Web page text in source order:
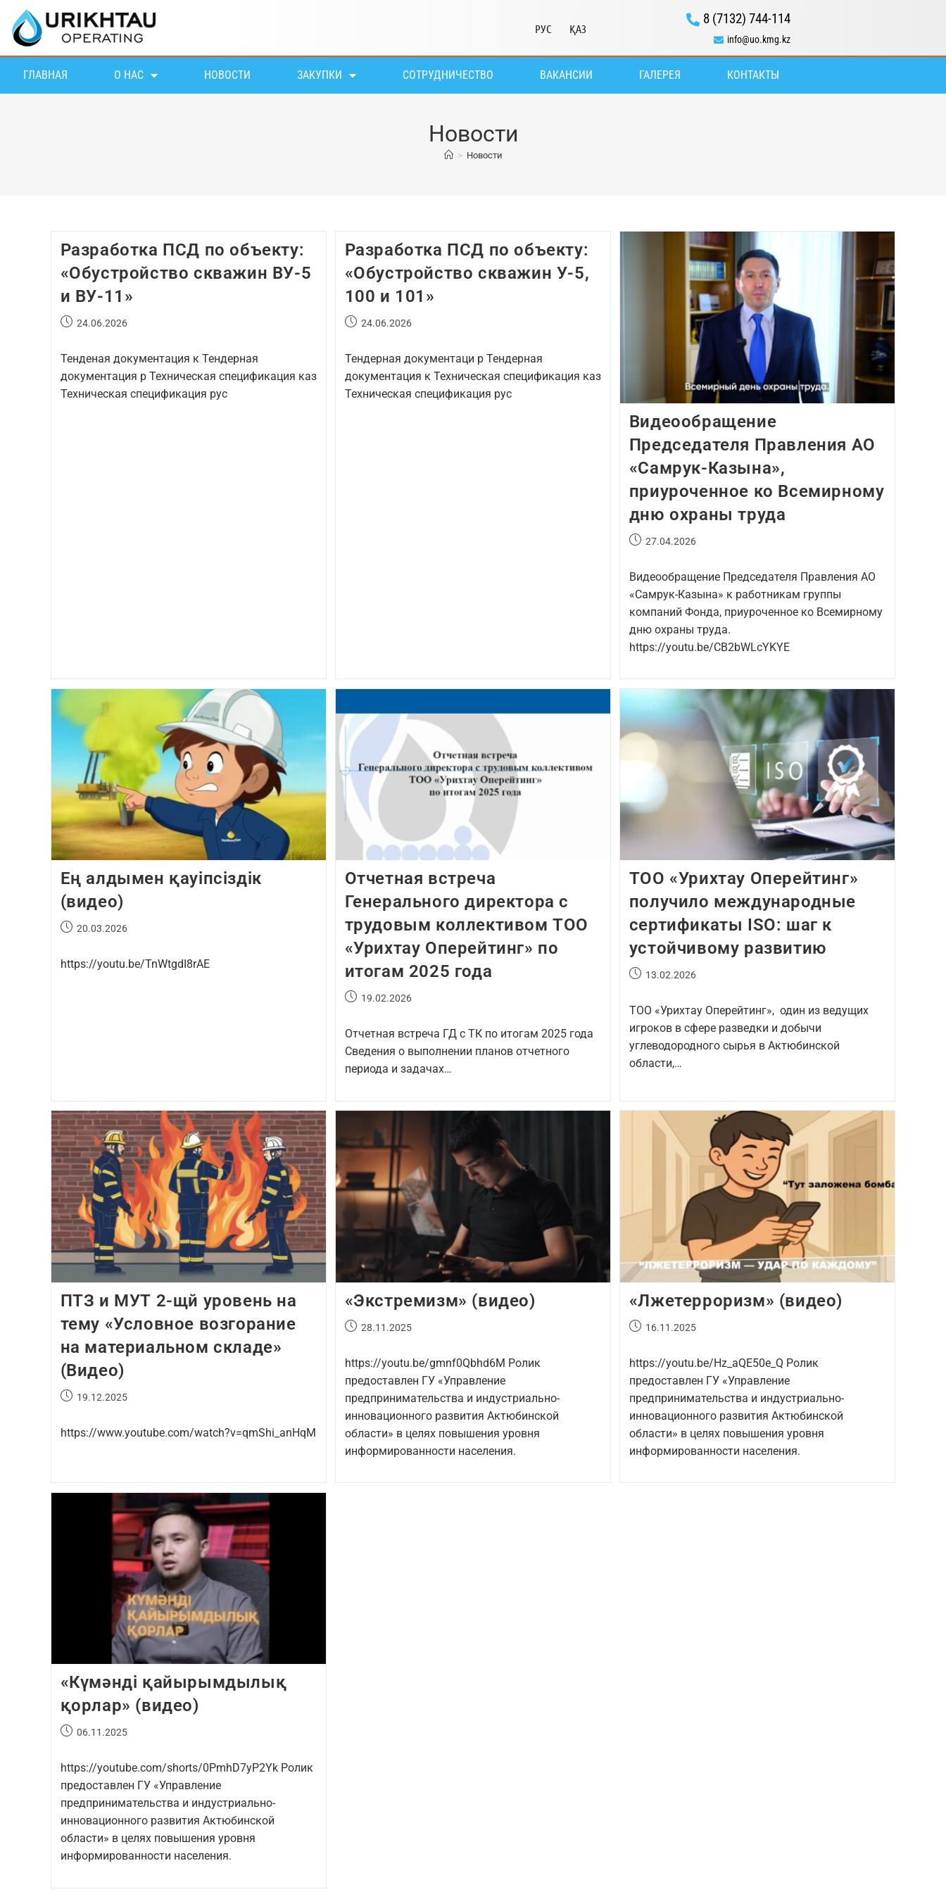
РУС ҚАЗ
8 (7132) 744-114
info@uo.kmg.kz
ГЛАВНАЯ О НАС НОВОСТИ ЗАКУПКИ СОТРУДНИЧЕСТВО ВАКАНСИИ ГАЛЕРЕЯ КОНТАКТЫ
Новости
> Новости
Разработка ПСД по объекту:
«Обустройство скважин ВУ-5
и ВУ-11»
24.06.2026
Тенденая документация к Тендерная
документация р Техническая спецификация каз
Техническая спецификация рус
Разработка ПСД по объекту:
«Обустройство скважин У-5,
100 и 101»
24.06.2026
Тендерная документаци р Тендерная
документация к Техническая спецификация каз
Техническая спецификация рус
Видеообращение
Председателя Правления АО
«Самрук-Казына»,
приуроченное ко Всемирному
дню охраны труда
27.04.2026
Видеообращение Председателя Правления АО
«Самрук-Казына» к работникам группы
компаний Фонда, приуроченное ко Всемирному
дню охраны труда.
https://youtu.be/CB2bWLcYKYE
Ең алдымен қауіпсіздік
(видео)
20.03.2026
https://youtu.be/TnWtgdI8rAE
Отчетная встреча
Генерального директора с
трудовым коллективом ТОО
«Урихтау Оперейтинг» по
итогам 2025 года
19.02.2026
Отчетная встреча ГД с ТК по итогам 2025 года
Сведения о выполнении планов отчетного
периода и задачах…
ТОО «Урихтау Оперейтинг»
получило международные
сертификаты ISO: шаг к
устойчивому развитию
13.02.2026
ТОО «Урихтау Оперейтинг», один из ведущих
игроков в сфере разведки и добычи
углеводородного сырья в Актюбинской
области,…
ПТЗ и МУТ 2-щй уровень на
тему «Условное возгорание
на материальном складе»
(Видео)
19.12.2025
https://www.youtube.com/watch?v=qmShi_anHqM
«Экстремизм» (видео)
28.11.2025
https://youtu.be/gmnf0Qbhd6M Ролик
предоставлен ГУ «Управление
предпринимательства и индустриально-
инновационного развития Актюбинской
области» в целях повышения уровня
информированности населения.
«Лжетерроризм» (видео)
16.11.2025
https://youtu.be/Hz_aQE50e_Q Ролик
предоставлен ГУ «Управление
предпринимательства и индустриально-
инновационного развития Актюбинской
области» в целях повышения уровня
информированности населения.
«Күмәнді қайырымдылық
қорлар» (видео)
06.11.2025
https://youtube.com/shorts/0PmhD7yP2Yk Ролик
предоставлен ГУ «Управление
предпринимательства и индустриально-
инновационного развития Актюбинской
области» в целях повышения уровня
информированности населения.